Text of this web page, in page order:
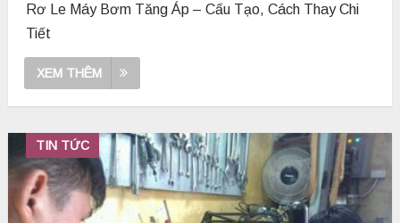
Rơ Le Máy Bơm Tăng Áp – Cấu Tạo, Cách Thay Chi
Tiết
XEM THÊM
TIN TỨC